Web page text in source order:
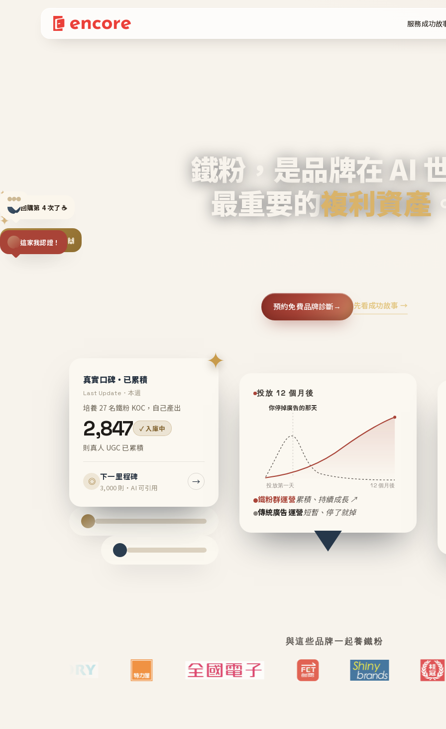
服務成功故
✦
✦
✦
回購第 4 次了 ☕
揪同事一起團購 🙌
這家我認證！
鐵粉，是品牌在 AI
最重要的複利資產
預約免費品牌診斷→ 先看成功故事 →
✦
真實口碑・已累積
Last Update・本週
培養 27 名鐵粉 KOC，自己產出
2,847 ✓ 入庫中
則真人 UGC 已累積
◎ 下一里程碑
3,000 則・AI 可引用
→
投放 12 個月後
你停掉廣告的那天
投放第一天 12 個月後
鐵粉群運營累積、持續成長 ↗
傳統廣告運營短暫、停了就掉
與這些品牌一起養鐵粉